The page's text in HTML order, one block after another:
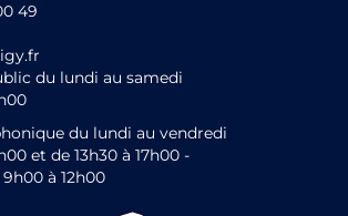
49
du lundi au samedi
du lundi au vendredi
et de 13h30 à 17h00 -
à 12h00